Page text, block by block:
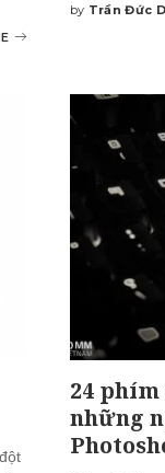
Posted
by Trần Đức
24
những